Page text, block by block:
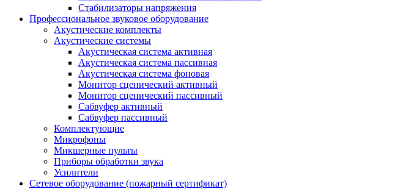
Стабилизаторы напряжения
Профессиональное звуковое оборудование
Акустические комплекты
Акустические системы
Акустическая система активная
Акустическая система пассивная
Акустическая система фоновая
Монитор сценический активный
Монитор сценический пассивный
Сабвуфер активный
Сабвуфер пассивный
Комплектующие
Микрофоны
Микшерные пульты
Приборы обработки звука
Усилители
Сетевое оборудование (пожарный сертификат)